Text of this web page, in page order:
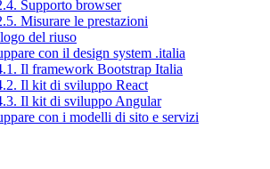
Supporto browser
Misurare le prestazioni
del riuso
con il design system .italia
Il framework Bootstrap Italia
Il kit di sviluppo React
Il kit di sviluppo Angular
con i modelli di sito e servizi